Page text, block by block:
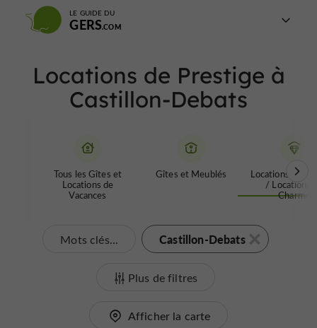
LE GUIDE DU
GERS
Locations de Prestige à
Castillon-Debats
Tous les Gîtes et
Locations de
Vacances
Gîtes et Meublés
Locations de
/ Locations
Charme
Mots clés... Castillon-Debats
Plus de filtres
Afficher la carte